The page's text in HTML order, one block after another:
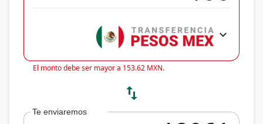
expand_more
El monto debe ser mayor a 153.62 MXN.
swap_vert
Te enviaremos